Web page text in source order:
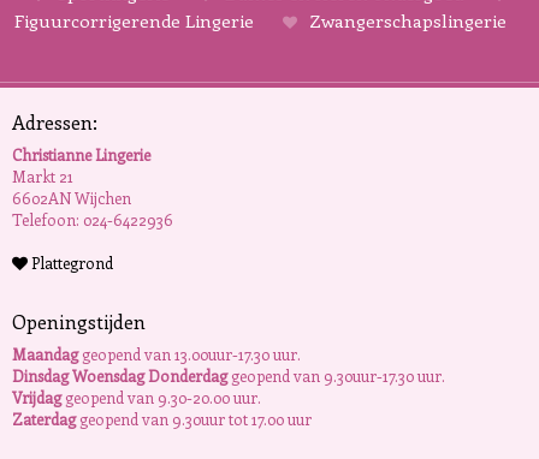
Figuurcorrigerende Lingerie
Zwangerschapslingerie
Adressen:
Christianne Lingerie
Markt 21
6602AN Wijchen
Telefoon: 024-6422936
Plattegrond
Openingstijden
Maandaggeopend van 13.00uur-17.30 uur.
Dinsdag Woensdag Donderdaggeopend van 9.30uur-17.30 uur.
Vrijdaggeopend van 9.30-20.00 uur.
Zaterdaggeopend van 9.30uur tot 17.00 uur